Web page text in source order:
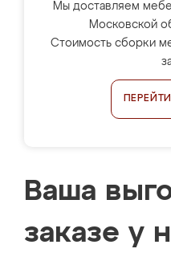
Мы доставляем
Московской
Стоимость сборки
Ваша
заказе у